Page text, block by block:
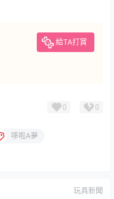
給TA打賞
0 0
哆啦A夢
玩具新聞